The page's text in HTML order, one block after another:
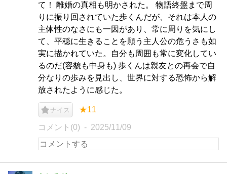
て！ 離婚の真相も明かされた。 物語終盤まで周
りに振り回されていた歩くんだが、それは本人の
主体性のなさにも一因があり、常に周りを気にし
て、平穏に生きることを願う主人公の危うさも如
実に描かれていた。自分も周囲も常に変化してい
るのだ(容貌も中身も) 歩くんは親友との再会で自
分なりの歩みを見出し、世界に対する恐怖から解
放されたように感じた。
ナイス ★11
コメント(0) 2025/11/09